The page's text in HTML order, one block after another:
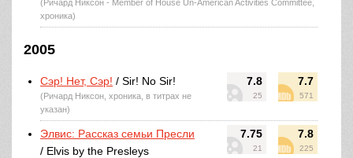
(Ричард Никсон - Member of House Un-American Activities Committee,
хроника)
2005
7.8
25
7.7
571
Сэр! Нет, Сэр! / Sir! No Sir!
(Ричард Никсон, хроника, в титрах не
указан)
7.75
21
7.8
225
Элвис: Рассказ семьи Пресли
/ Elvis by the Presleys